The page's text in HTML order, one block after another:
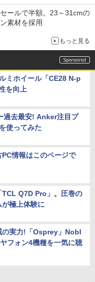
ールで半額。23～31cmの
素材を採用
もっと見る
ミホイール「CE28 N-p
を向上
過去最安! Anker注目プ
使ってみた
情報はこのページで
Q7D Pro」。圧巻の
極上体験に
の実力!「Osprey」Nobl
フォン4機種を一気に聴